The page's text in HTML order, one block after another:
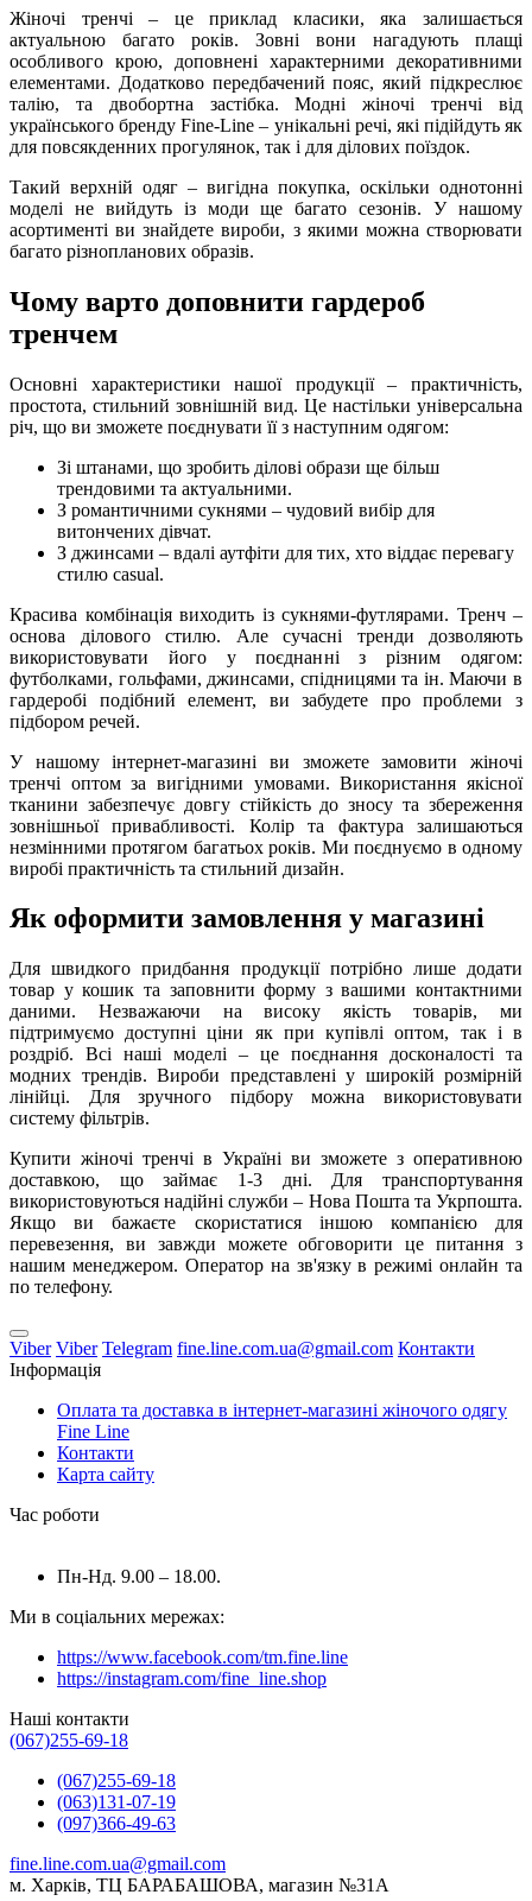
Жіночі тренчі – це приклад класики, яка залишається
актуальною багато років. Зовні вони нагадують плащі
особливого крою, доповнені характерними декоративними
елементами. Додатково передбачений пояс, який підкреслює
талію, та двобортна застібка. Модні жіночі тренчі від
українського бренду Fine-Line – унікальні речі, які підійдуть як
для повсякденних прогулянок, так і для ділових поїздок.
Такий верхній одяг – вигідна покупка, оскільки однотонні
моделі не вийдуть із моди ще багато сезонів. У нашому
асортименті ви знайдете вироби, з якими можна створювати
багато різнопланових образів.
Чому варто доповнити гардероб
тренчем
Основні характеристики нашої продукції – практичність,
простота, стильний зовнішній вид. Це настільки універсальна
річ, що ви зможете поєднувати її з наступним одягом:
Зі штанами, що зробить ділові образи ще більш
трендовими та актуальними.
З романтичними сукнями – чудовий вибір для
витончених дівчат.
З джинсами – вдалі аутфіти для тих, хто віддає перевагу
стилю casual.
Красива комбінація виходить із сукнями-футлярами. Тренч –
основа ділового стилю. Але сучасні тренди дозволяють
використовувати його у поєднанні з різним одягом:
футболками, гольфами, джинсами, спідницями та ін. Маючи в
гардеробі подібний елемент, ви забудете про проблеми з
підбором речей.
У нашому інтернет-магазині ви зможете замовити жіночі
тренчі оптом за вигідними умовами. Використання якісної
тканини забезпечує довгу стійкість до зносу та збереження
зовнішньої привабливості. Колір та фактура залишаються
незмінними протягом багатьох років. Ми поєднуємо в одному
виробі практичність та стильний дизайн.
Як оформити замовлення у магазині
Для швидкого придбання продукції потрібно лише додати
товар у кошик та заповнити форму з вашими контактними
даними. Незважаючи на високу якість товарів, ми
підтримуємо доступні ціни як при купівлі оптом, так і в
роздріб. Всі наші моделі – це поєднання досконалості та
модних трендів. Вироби представлені у широкій розмірній
лінійці. Для зручного підбору можна використовувати
систему фільтрів.
Купити жіночі тренчі в Україні ви зможете з оперативною
доставкою, що займає 1-3 дні. Для транспортування
використовуються надійні служби – Нова Пошта та Укрпошта.
Якщо ви бажаєте скористатися іншою компанією для
перевезення, ви завжди можете обговорити це питання з
нашим менеджером. Оператор на зв'язку в режимі онлайн та
по телефону.
Viber Viber Telegram fine.line.com.ua@gmail.com Контакти
Інформація
Оплата та доставка в інтернет-магазині жіночого одягу
Fine Line
Контакти
Карта сайту
Час роботи
Пн-Нд. 9.00 – 18.00.
Ми в соціальних мережах:
https://www.facebook.com/tm.fine.line
https://instagram.com/fine_line.shop
Наші контакти
(067)255-69-18
(067)255-69-18
(063)131-07-19
(097)366-49-63
fine.line.com.ua@gmail.com
м. Харків, ТЦ БАРАБАШОВА, магазин №31A